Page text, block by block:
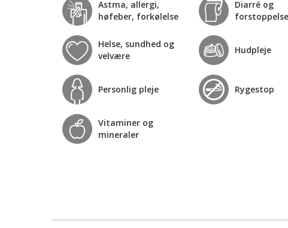
Astma, allergi,
høfeber, forkølelse
Diarré og
forstoppelse
Helse, sundhed og
velvære
Hudpleje
Personlig pleje Rygestop
Vitaminer og
mineraler